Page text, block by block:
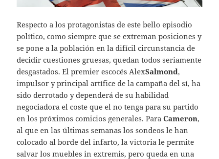
Respecto a los protagonistas de este bello episodio
político, como siempre que se extreman posiciones y
se pone a la población en la difícil circunstancia de
decidir cuestiones gruesas, quedan todos seriamente
desgastados. El premier escocés AlexSalmond,
impulsor y principal artífice de la campaña del sí, ha
sido derrotado y dependerá de su habilidad
negociadora el coste que el no tenga para su partido
en los próximos comicios generales. Para Cameron,
al que en las últimas semanas los sondeos le han
colocado al borde del infarto, la victoria le permite
salvar los muebles in extremis, pero queda en una